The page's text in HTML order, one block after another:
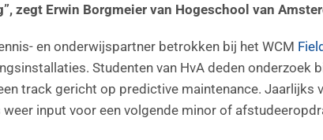
zegt Erwin Borgmeier van Hogeschool van
en onderwijspartner betrokken bij het WCM
Studenten van HvA deden
track gericht op predictive maintenance.
input voor een volgende minor of